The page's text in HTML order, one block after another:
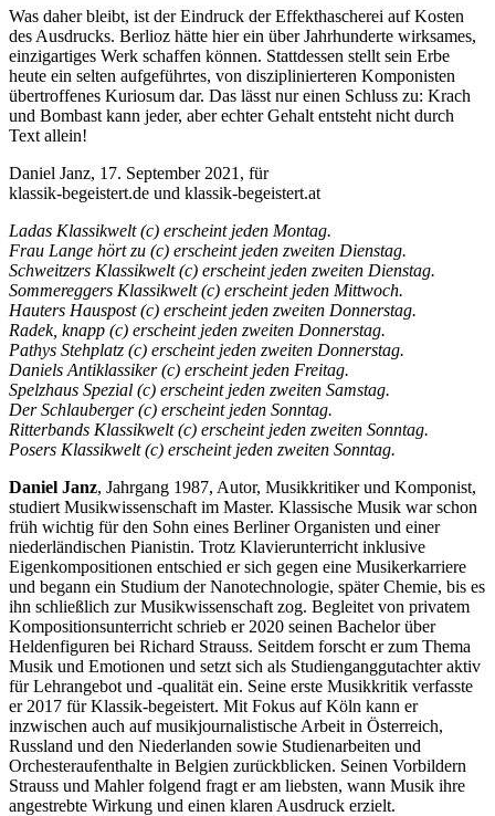
Was daher bleibt, ist der Eindruck der Effekthascherei auf Kosten
des Ausdrucks. Berlioz hätte hier ein über Jahrhunderte wirksames,
einzigartiges Werk schaffen können. Stattdessen stellt sein Erbe
heute ein selten aufgeführtes, von disziplinierteren Komponisten
übertroffenes Kuriosum dar. Das lässt nur einen Schluss zu: Krach
und Bombast kann jeder, aber echter Gehalt entsteht nicht durch
Text allein!
Daniel Janz, 17. September 2021, für
klassik-begeistert.de und klassik-begeistert.at
Ladas Klassikwelt (c) erscheint jeden Montag.
Frau Lange hört zu (c) erscheint jeden zweiten Dienstag.
Schweitzers Klassikwelt (c) erscheint jeden zweiten Dienstag.
Sommereggers Klassikwelt (c) erscheint jeden Mittwoch.
Hauters Hauspost (c) erscheint jeden zweiten Donnerstag.
Radek, knapp (c) erscheint jeden zweiten Donnerstag.
Pathys Stehplatz (c) erscheint jeden zweiten Donnerstag.
Daniels Antiklassiker (c) erscheint jeden Freitag.
Spelzhaus Spezial (c) erscheint jeden zweiten Samstag.
Der Schlauberger (c) erscheint jeden Sonntag.
Ritterbands Klassikwelt (c) erscheint jeden zweiten Sonntag.
Posers Klassikwelt (c) erscheint jeden zweiten Sonntag.
Daniel Janz, Jahrgang 1987, Autor, Musikkritiker und Komponist,
studiert Musikwissenschaft im Master. Klassische Musik war schon
früh wichtig für den Sohn eines Berliner Organisten und einer
niederländischen Pianistin. Trotz Klavierunterricht inklusive
Eigenkompositionen entschied er sich gegen eine Musikerkarriere
und begann ein Studium der Nanotechnologie, später Chemie, bis es
ihn schließlich zur Musikwissenschaft zog. Begleitet von privatem
Kompositionsunterricht schrieb er 2020 seinen Bachelor über
Heldenfiguren bei Richard Strauss. Seitdem forscht er zum Thema
Musik und Emotionen und setzt sich als Studienganggutachter aktiv
für Lehrangebot und -qualität ein. Seine erste Musikkritik verfasste
er 2017 für Klassik-begeistert. Mit Fokus auf Köln kann er
inzwischen auch auf musikjournalistische Arbeit in Österreich,
Russland und den Niederlanden sowie Studienarbeiten und
Orchesteraufenthalte in Belgien zurückblicken. Seinen Vorbildern
Strauss und Mahler folgend fragt er am liebsten, wann Musik ihre
angestrebte Wirkung und einen klaren Ausdruck erzielt.